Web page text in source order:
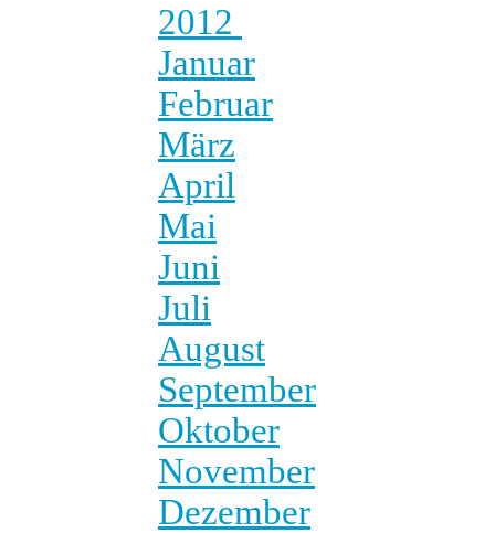
2012
Januar
Februar
März
April
Mai
Juni
Juli
August
September
Oktober
November
Dezember